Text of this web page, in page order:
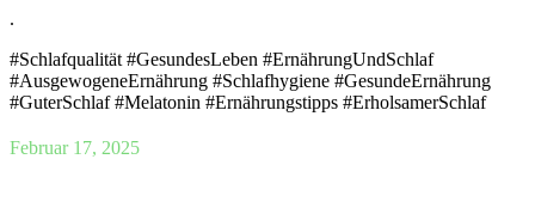
.
#Schlafqualität #GesundesLeben #ErnährungUndSchlaf
#AusgewogeneErnährung #Schlafhygiene #GesundeErnährung
#GuterSchlaf #Melatonin #Ernährungstipps #ErholsamerSchlaf
Februar 17, 2025